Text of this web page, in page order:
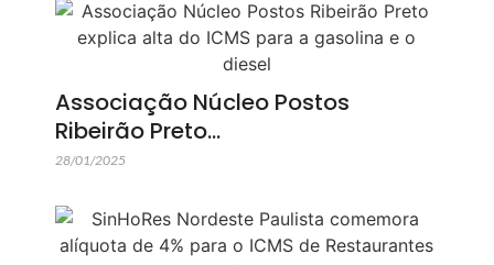
Associação Núcleo Postos
Ribeirão Preto…
28/01/2025